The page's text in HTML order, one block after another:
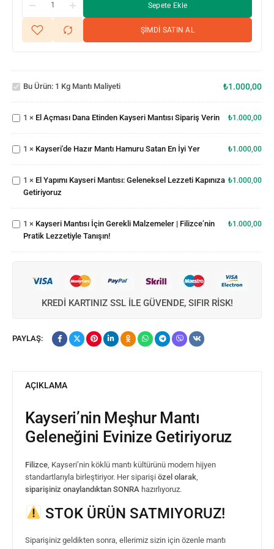
Sepete Ekle
ŞİMDİ SATIN AL
maliyeti
Bu Ürün: 1 Kg Mantı Maliyeti ₺1.000,00
El
Açması
Dana
Etinden
Kayseri
Verin
1 × El Açması Dana Etinden Kayseri Mantısı Sipariş Verin ₺1.000,00
Kayseri'de
Hazır
Mantı
Hamuru
İyi Yer
1 × Kayseri'de Hazır Mantı Hamuru Satan En İyi Yer ₺1.000,00
Kayseri
Geleneksel
Lezzeti
Getiriyoruz
1 × El Yapımı Kayseri Mantısı: Geleneksel Lezzeti Kapınıza
Getiriyoruz
₺1.000,00
Kayseri
Mantısı İçin
Malzemeler
| Filizce’nin
Pratik
1 × Kayseri Mantısı İçin Gerekli Malzemeler | Filizce’nin
Pratik Lezzetiyle Tanışın!
₺1.000,00
KREDI KARTINIZ SSL ILE GÜVENDE, SIFIR RISK!
PAYLAŞ:
AÇIKLAMA
Kayseri’nin Meşhur Mantı
Geleneğini Evinize Getiriyoruz
Filizce , Kayseri’nin köklü mantı kültürünü modern hijyen
standartlarıyla birleştiriyor. Her siparişi özel olarak
siparişiniz onaylandıktan SONRA hazırlıyoruz.
STOK ÜRÜN SATMIYORUZ!
Siparişiniz geldikten sonra, ellerimiz sizin için özenle mantı